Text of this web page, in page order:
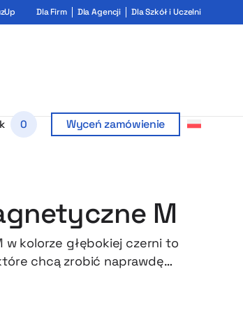
Dla Firm Dla Agencji Dla Szkół i Uczelni
0 Wyceń zamówienie
M
w kolorze głębokiej czerni to
chcą zrobić naprawdę
nadaje się jako